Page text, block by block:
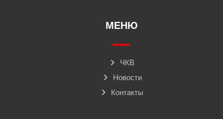
МЕНЮ
ЧКВ
Новости
Контакты